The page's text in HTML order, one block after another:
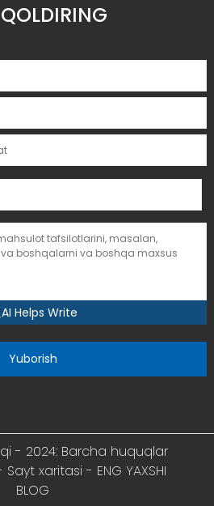
AI Helps Write
Yuborish
- 2024: Barcha huquqlar
Sayt xaritasi - ENG YAXSHI
BLOG